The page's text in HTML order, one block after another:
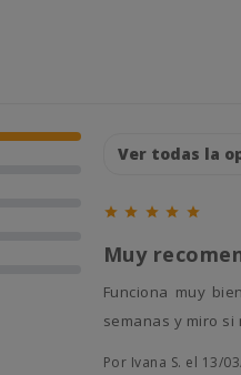
    
Muy
Funciona muy bien adaptil comoo es inofensivo lo tenemos durante varios meses seguidos. Luego lo quito unas
semanas y miro
Por Ivana S. el 13/